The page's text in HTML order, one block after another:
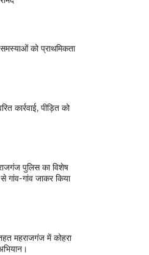
को प्राथमिकता
कार्रवाई, पीड़ित को
पुलिस का विशेष
गांव-गांव जाकर किया
महराजगंज में कोहरा